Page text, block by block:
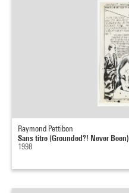
Raymond Pettibon
Sans titre (Grounded?! Never Been)
1998